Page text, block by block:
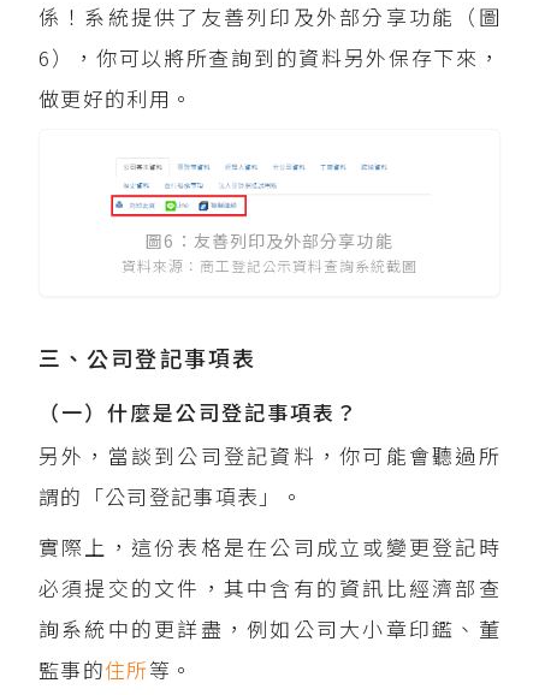
係！系統提供了友善列印及外部分享功能（圖
6），你可以將所查詢到的資料另外保存下來，
做更好的利用。
圖6：友善列印及外部分享功能
資料來源：商工登記公示資料查詢系統截圖
三、公司登記事項表
（一）什麼是公司登記事項表？
另外，當談到公司登記資料，你可能會聽過所
謂的「公司登記事項表」。
實際上，這份表格是在公司成立或變更登記時
必須提交的文件，其中含有的資訊比經濟部查
詢系統中的更詳盡，例如公司大小章印鑑、董
監事的住所等。